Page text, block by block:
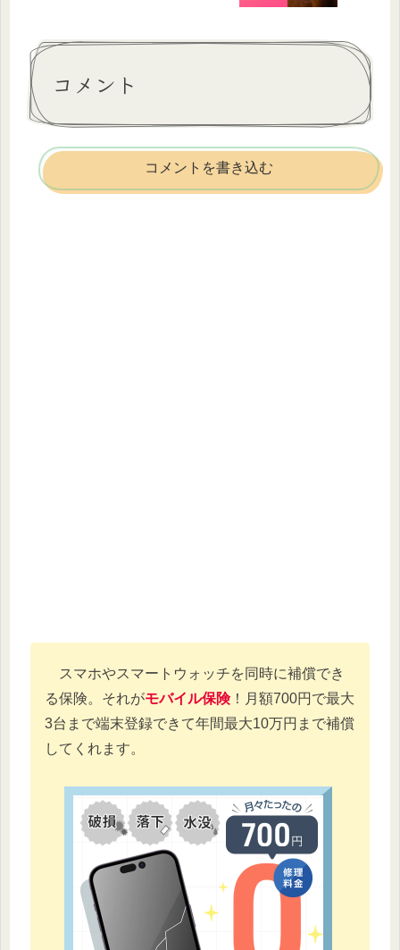
コメント
コメントを書き込む
スマホやスマートウォッチを同時に補償でき
る保険。それがモバイル保険！月額700円で最大
3台まで端末登録できて年間最大10万円まで補償
してくれます。